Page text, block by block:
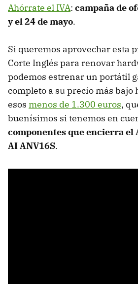
Ahórrate el IVA: campaña de
y el 24 de mayo.
Si queremos aprovechar esta
Corte Inglés para renovar
podemos estrenar un portátil
completo a su precio más bajo
esos menos de 1.300 euros,
buenísimos si tenemos en
componentes que encierra el
AI ANV16S.